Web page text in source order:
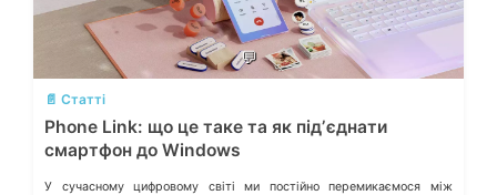
💬
📄 Статті
Phone Link: що це таке та як підʼєднати
смартфон до Windows
У сучасному цифровому світі ми постійно перемикаємося між